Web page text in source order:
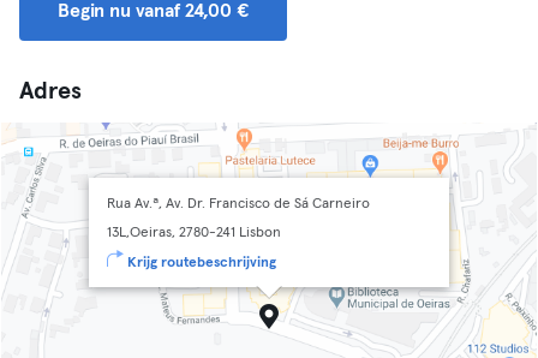
Begin nu vanaf 24,00 €
Adres
Rua Av.ª, Av. Dr. Francisco de Sá Carneiro
13L,Oeiras, 2780-241 Lisbon
Krijg routebeschrijving